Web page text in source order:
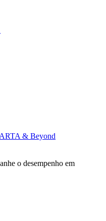
& Beyond
o desempenho em